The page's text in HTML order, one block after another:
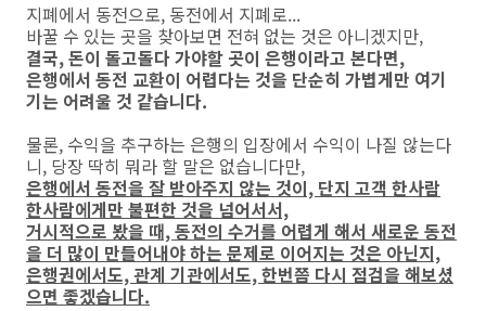
지폐에서 동전으로, 동전에서 지폐로...
바꿀 수 있는 곳을 찾아보면 전혀 없는 것은 아니겠지만,
결국, 돈이 돌고돌다 가야할 곳이 은행이라고 본다면,
은행에서 동전 교환이 어렵다는 것을 단순히 가볍게만 여기
기는 어려울 것 같습니다.
물론, 수익을 추구하는 은행의 입장에서 수익이 나질 않는다
니, 당장 딱히 뭐라 할 말은 없습니다만,
은행에서 동전을 잘 받아주지 않는 것이, 단지 고객 한사람
한사람에게만 불편한 것을 넘어서서,
거시적으로 봤을 때, 동전의 수거를 어렵게 해서 새로운 동전
을 더 많이 만들어내야 하는 문제로 이어지는 것은 아닌지,
은행권에서도, 관계 기관에서도, 한번쯤 다시 점검을 해보셨
으면 좋겠습니다.